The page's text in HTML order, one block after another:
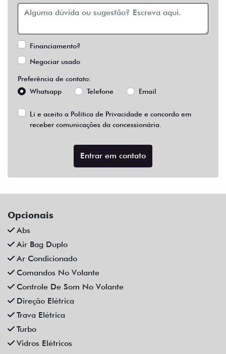
Financiamento?
Negociar usado
Preferência de contato:
Whatsapp
Telefone Email
Li e aceito a Política de Privacidade e concordo em
receber comunicações da concessionária.
Entrar em contato
Opcionais
Abs
Air Bag Duplo
Ar Condicionado
Comandos No Volante
Controle De Som No Volante
Direção Elétrica
Trava Elétrica
Turbo
Vidros Elétricos